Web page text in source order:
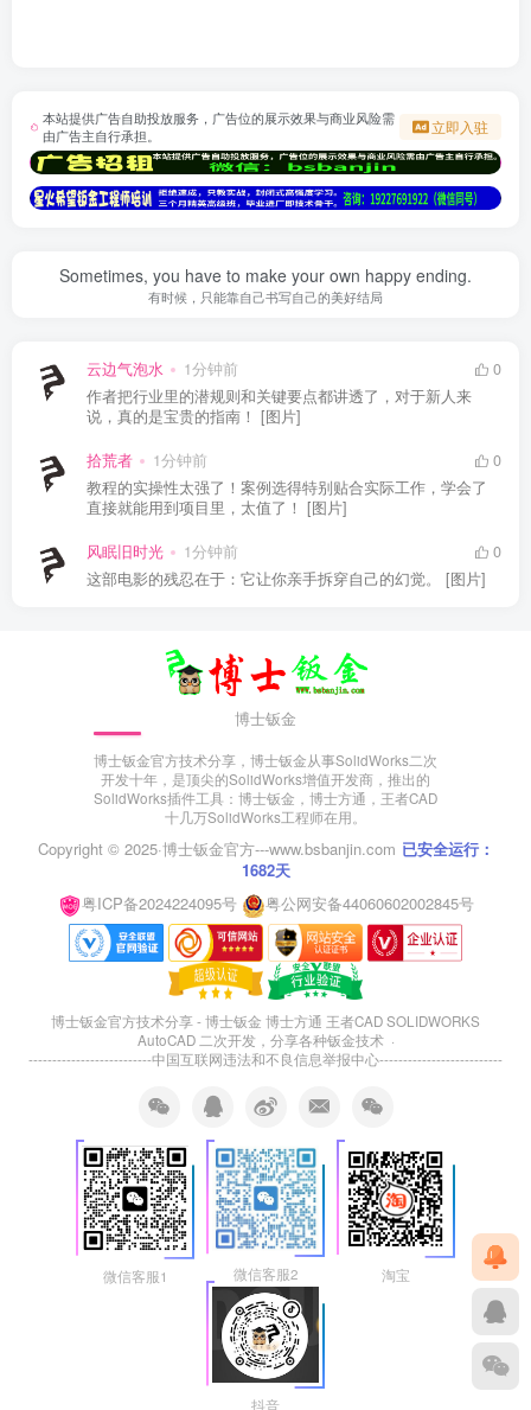
本站提供广告自助投放服务，广告位的展示效果与商业风险需
由广告主自行承担。
立即入驻
Sometimes, you have to make your own happy ending.
有时候，只能靠自己书写自己的美好结局
云边气泡水 1分钟前
0
作者把行业里的潜规则和关键要点都讲透了，对于新人来
说，真的是宝贵的指南！ [图片]
拾荒者 1分钟前
0
教程的实操性太强了！案例选得特别贴合实际工作，学会了
直接就能用到项目里，太值了！ [图片]
风眠旧时光 1分钟前
0
这部电影的残忍在于：它让你亲手拆穿自己的幻觉。 [图片]
博士钣金
博士钣金官方技术分享，博士钣金从事SolidWorks二次
开发十年，是顶尖的SolidWorks增值开发商，推出的
SolidWorks插件工具：博士钣金，博士方通，王者CAD
十几万SolidWorks工程师在用。
Copyright © 2025·博士钣金官方---www.bsbanjin.com 已安全运行：
1682天
粤ICP备2024224095号
粤公网安备44060602002845号
博士钣金官方技术分享 - 博士钣金 博士方通 王者CAD SOLIDWORKS
AutoCAD 二次开发，分享各种钣金技术 ·
--------------------------中国互联网违法和不良信息举报中心--------------------------
微信客服1 微信客服2 淘宝
抖音